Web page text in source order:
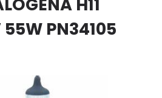
H11
55W PN34105